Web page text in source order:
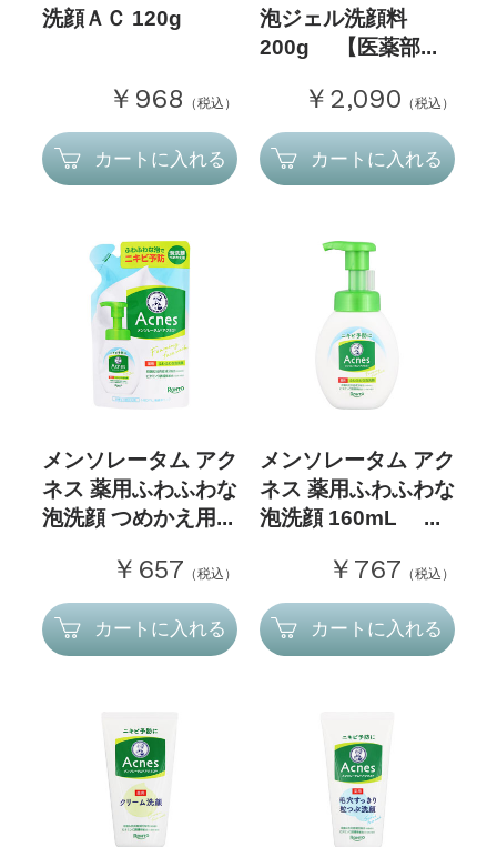
洗顔ＡＣ 120g
￥968 （税込）
カートに入れる
泡ジェル洗顔料
200g 【医薬部...
￥2,090 （税込）
カートに入れる
メンソレータム アク
ネス 薬用ふわふわな
泡洗顔 つめかえ用...
￥657 （税込）
カートに入れる
メンソレータム アク
ネス 薬用ふわふわな
泡洗顔 160mL ...
￥767 （税込）
カートに入れる